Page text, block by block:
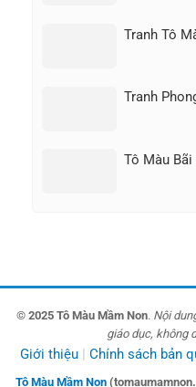
Tranh Tô
Tranh
Tô Màu Bãi
© 2025 Tô Màu Mầm Non. Nội
giáo dục, không
Giới thiệu Chính sách bản
Tô Màu Mầm Non